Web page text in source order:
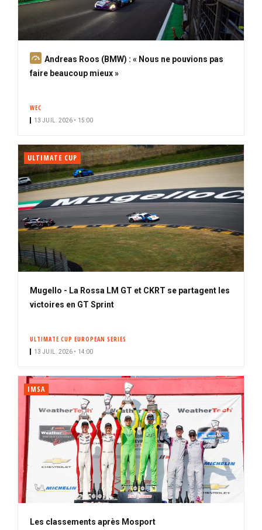
A
b
Andreas Roos (BMW) : « Nous ne pouvions pas
faire beaucoup mieux »
WEC
13 JUIL. 2026 • 15:00
ULTIMATE CUP
Mugello - La Rossa LM GT et CKRT se partagent les
victoires en GT Sprint
ULTIMATE CUP EUROPEAN SERIES
13 JUIL. 2026 • 14:00
IMSA
Les classements après Mosport